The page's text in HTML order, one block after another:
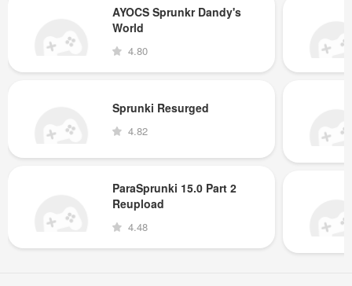
AYOCS Sprunkr Dandy's
World
4.80
Sprunki Resurged
4.82
ParaSprunki 15.0 Part 2
Reupload
4.48